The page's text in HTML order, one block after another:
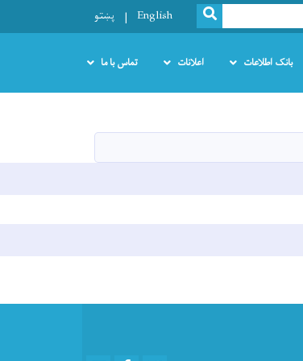
SEARCH
English پښتو
بانک اطلاعات اعلانات تماس با ما